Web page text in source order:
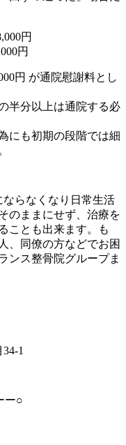
円
円
円 が通院慰謝料とし
半分以上は通院する必
にも初期の段階では細
らなくなり日常生活
のままにせず、治療を
ことも出来ます。も
、同僚の方などでお困
ンス整骨院グループま
1
ー○